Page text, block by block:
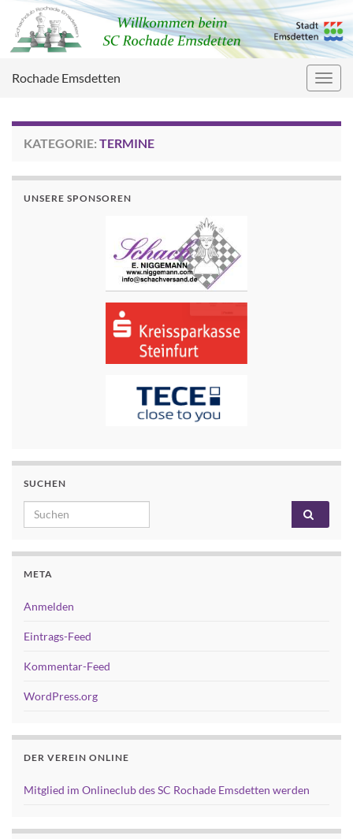
Rochade Emsdetten
KATEGORIE: TERMINE
UNSERE SPONSOREN
SUCHEN
Search for:
META
Anmelden
Eintrags-Feed
Kommentar-Feed
WordPress.org
DER VEREIN ONLINE
Mitglied im Onlineclub des SC Rochade Emsdetten werden